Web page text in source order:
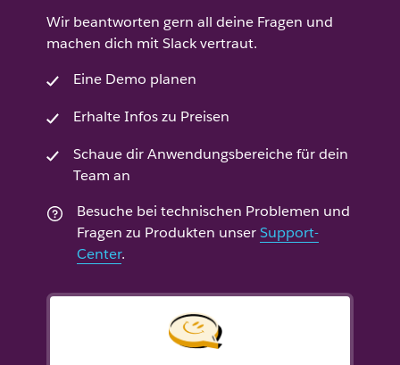
Wir beantworten gern all deine Fragen und
machen dich mit Slack vertraut.
Eine Demo planen
Erhalte Infos zu Preisen
Schaue dir Anwendungsbereiche für dein
Team an
Besuche bei technischen Problemen und
Fragen zu Produkten unserSupport-
Center.